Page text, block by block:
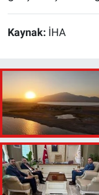
Kaynak: İHA